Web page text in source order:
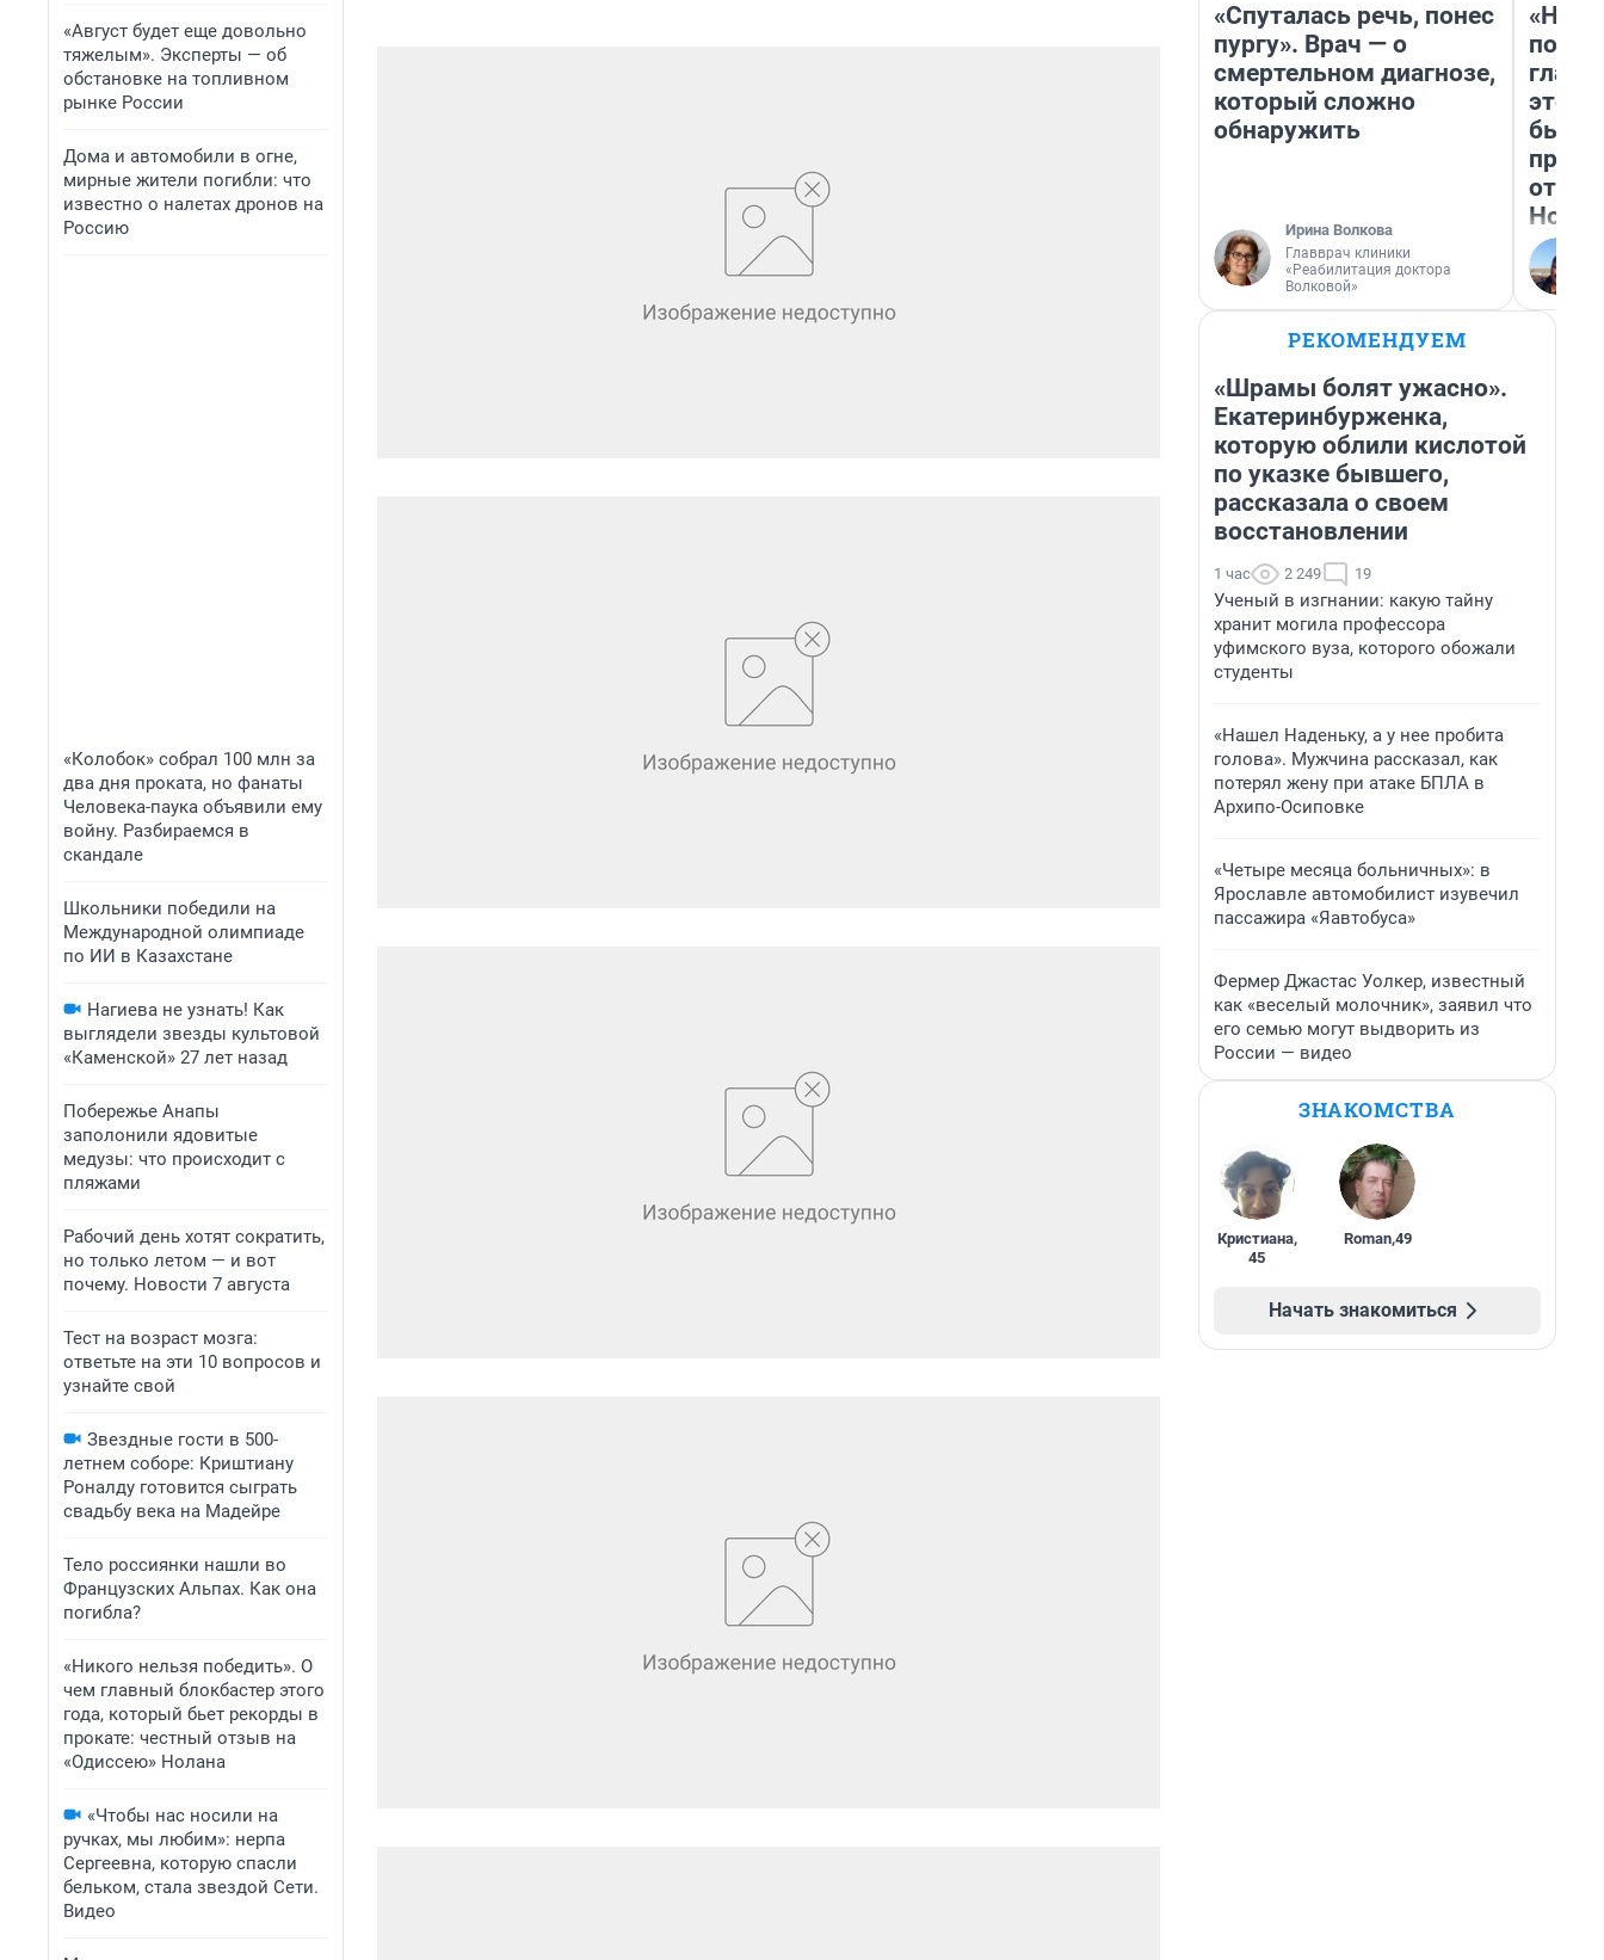
«Август будет еще довольно
тяжелым». Эксперты — об
обстановке на топливном
рынке России
Дома и автомобили в огне,
мирные жители погибли: что
известно о налетах дронов на
Россию
«Колобок» собрал 100 млн за
два дня проката, но фанаты
Человека-паука объявили ему
войну. Разбираемся в
скандале
Школьники победили на
Международной олимпиаде
по ИИ в Казахстане
Нагиева не узнать! Как
выглядели звезды культовой
«Каменской» 27 лет назад
Побережье Анапы
заполонили ядовитые
медузы: что происходит с
пляжами
Рабочий день хотят сократить,
но только летом — и вот
почему. Новости 7 августа
Тест на возраст мозга:
ответьте на эти 10 вопросов и
узнайте свой
Звездные гости в 500-
летнем соборе: Криштиану
Роналду готовится сыграть
свадьбу века на Мадейре
Тело россиянки нашли во
Французских Альпах. Как она
погибла?
«Никого нельзя победить». О
чем главный блокбастер этого
года, который бьет рекорды в
прокате: честный отзыв на
«Одиссею» Нолана
«Чтобы нас носили на
ручках, мы любим»: нерпа
Сергеевна, которую спасли
бельком, стала звездой Сети.
Видео
«Спуталась речь, понес
пургу». Врач — о
смертельном диагнозе,
который сложно
обнаружить
Ирина Волкова
Главврач клиники
«Реабилитация доктора
Волковой»
этого
бьет
РЕКОМЕНДУЕМ
«Шрамы болят ужасно».
Екатеринбурженка,
которую облили кислотой
по указке бывшего,
рассказала о своем
восстановлении
1 час 2 249 19
Ученый в изгнании: какую тайну
хранит могила профессора
уфимского вуза, которого обожали
студенты
«Нашел Наденьку, а у нее пробита
голова». Мужчина рассказал, как
потерял жену при атаке БПЛА в
Архипо-Осиповке
«Четыре месяца больничных»: в
Ярославле автомобилист изувечил
пассажира «Яавтобуса»
Фермер Джастас Уолкер, известный
как «веселый молочник», заявил что
его семью могут выдворить из
России — видео
ЗНАКОМСТВА
Кристиана,
45
Roman,49
Начать знакомиться